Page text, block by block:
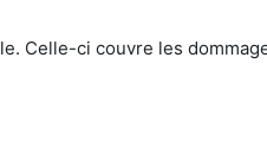
Celle-ci couvre les